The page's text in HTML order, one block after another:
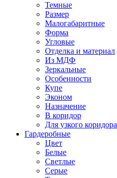
Темные
Размер
Малогабаритные
Форма
Угловые
Отделка и материал
Из МДФ
Зеркальные
Особенности
Купе
Эконом
Назначение
В коридор
Для узкого коридора
Гардеробные
Цвет
Белые
Светлые
Серые